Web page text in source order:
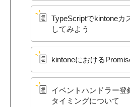
TypeScriptで​kintoneカ
してみよう
kintoneに​おける​
イベントハンドラー登
タイミングに​ついて